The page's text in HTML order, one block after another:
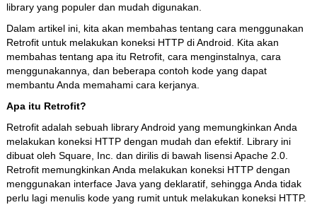
library yang populer dan mudah digunakan.
Dalam artikel ini, kita akan membahas tentang cara menggunakan
Retrofit untuk melakukan koneksi HTTP di Android. Kita akan
membahas tentang apa itu Retrofit, cara menginstalnya, cara
menggunakannya, dan beberapa contoh kode yang dapat
membantu Anda memahami cara kerjanya.
Apa itu Retrofit?
Retrofit adalah sebuah library Android yang memungkinkan Anda
melakukan koneksi HTTP dengan mudah dan efektif. Library ini
dibuat oleh Square, Inc. dan dirilis di bawah lisensi Apache 2.0.
Retrofit memungkinkan Anda melakukan koneksi HTTP dengan
menggunakan interface Java yang deklaratif, sehingga Anda tidak
perlu lagi menulis kode yang rumit untuk melakukan koneksi HTTP.